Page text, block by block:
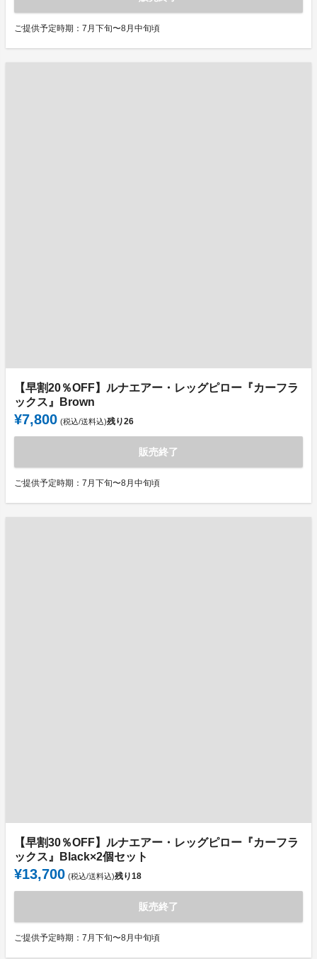
ご提供予定時期：7月下旬〜8月中旬頃
【早割20％OFF】ルナエアー・レッグピロー『カーフラ
ックス』Brown
¥7,800 (税込/送料込)残り26
販売終了
ご提供予定時期：7月下旬〜8月中旬頃
【早割30％OFF】ルナエアー・レッグピロー『カーフラ
ックス』Black×2個セット
¥13,700 (税込/送料込)残り18
販売終了
ご提供予定時期：7月下旬〜8月中旬頃